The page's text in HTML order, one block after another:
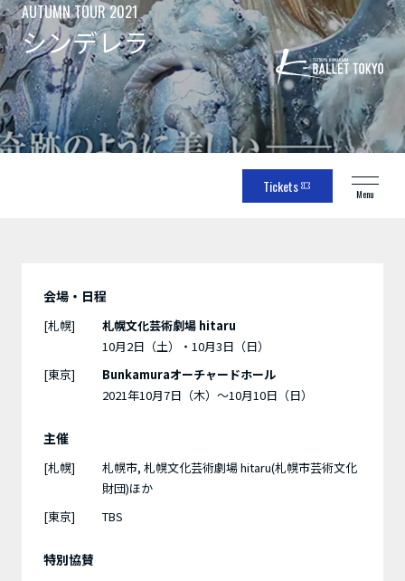
AUTUMN TOUR 2021
シンデレラ
Tickets Menu
会場・日程
[札幌]
札幌文化芸術劇場 hitaru
10月2日（土）・10月3日（日）
[東京]
Bunkamuraオーチャードホール
2021年10月7日（木）～10月10日（日）
主催
[札幌]
札幌市, 札幌文化芸術劇場 hitaru(札幌市芸術文化
財団)ほか
[東京]
TBS
特別協賛